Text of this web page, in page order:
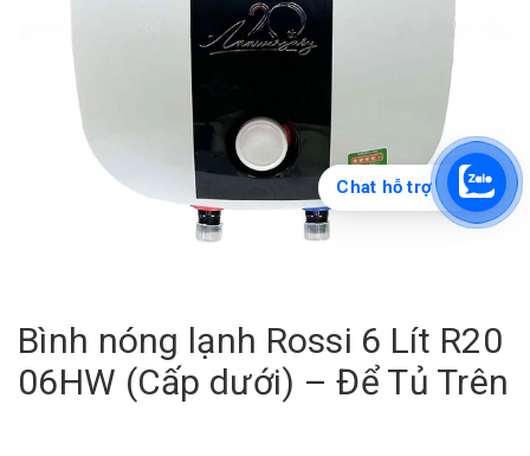
Bình nóng lạnh Rossi 6 Lít R20
06HW (Cấp dưới) – Để Tủ Trên
Chat hỗ trợ